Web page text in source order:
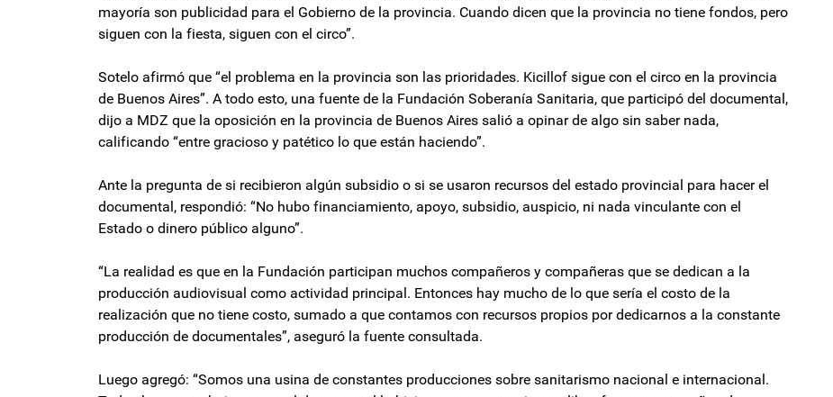
mayoría son publicidad para el Gobierno de la provincia. Cuando dicen que la provincia no tiene fondos, pero
siguen con la fiesta, siguen con el circo”.
Sotelo afirmó que “el problema en la provincia son las prioridades. Kicillof sigue con el circo en la provincia
de Buenos Aires”. A todo esto, una fuente de la Fundación Soberanía Sanitaria, que participó del documental,
dijo a MDZ que la oposición en la provincia de Buenos Aires salió a opinar de algo sin saber nada,
calificando “entre gracioso y patético lo que están haciendo”.
Ante la pregunta de si recibieron algún subsidio o si se usaron recursos del estado provincial para hacer el
documental, respondió: “No hubo financiamiento, apoyo, subsidio, auspicio, ni nada vinculante con el
Estado o dinero público alguno”.
“La realidad es que en la Fundación participan muchos compañeros y compañeras que se dedican a la
producción audiovisual como actividad principal. Entonces hay mucho de lo que sería el costo de la
realización que no tiene costo, sumado a que contamos con recursos propios por dedicarnos a la constante
producción de documentales”, aseguró la fuente consultada.
Luego agregó: “Somos una usina de constantes producciones sobre sanitarismo nacional e internacional.